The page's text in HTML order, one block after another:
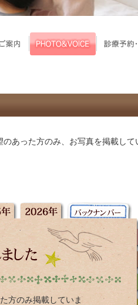
あった方のみ、お写真を掲載して
方のみ掲載していま